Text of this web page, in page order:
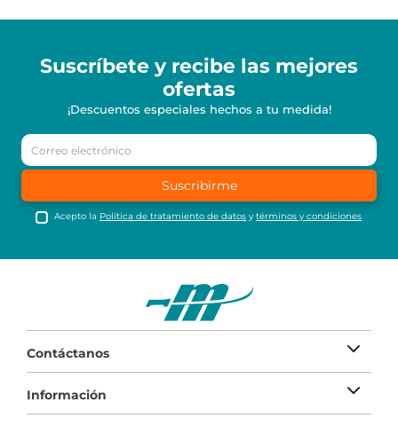
Suscríbete y recibe las mejores
ofertas
¡Descuentos especiales hechos a tu medida!
Suscribirme
Acepto la Política de tratamiento de datos ytérminos y condiciones
Contáctanos
Información